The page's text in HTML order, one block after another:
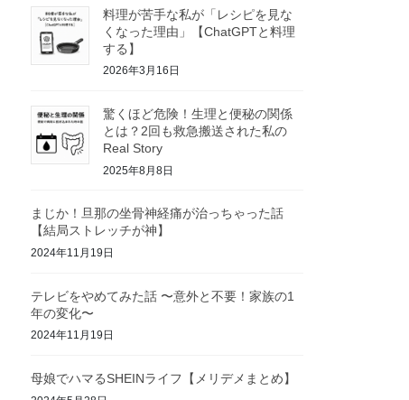
料理が苦手な私が「レシピを見な
くなった理由」【ChatGPTと料理
する】
2026年3月16日
驚くほど危険！生理と便秘の関係
とは？2回も救急搬送された私の
Real Story
2025年8月8日
まじか！旦那の坐骨神経痛が治っちゃった話
【結局ストレッチが神】
2024年11月19日
テレビをやめてみた話 〜意外と不要！家族の1
年の変化〜
2024年11月19日
母娘でハマるSHEINライフ【メリデメまとめ】